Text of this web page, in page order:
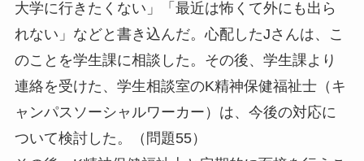
大学に行きたくない」「最近は怖くて外にも出ら
れない」などと書き込んだ。心配したJさんは、こ
のことを学生課に相談した。その後、学生課より
連絡を受けた、学生相談室のK精神保健福祉士（キ
ャンパスソーシャルワーカー）は、今後の対応に
ついて検討した。（問題55）